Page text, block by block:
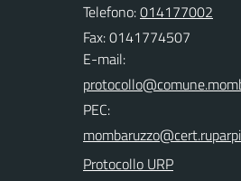
Telefono:014177002
Fax: 0141774507
E-mail:
PEC:
Protocollo URP